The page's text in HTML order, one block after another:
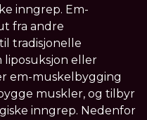
inngrep. Em-
fra andre
tradisjonelle
eller
em-muskelbygging
muskler, og tilbyr
inngrep. Nedenfor